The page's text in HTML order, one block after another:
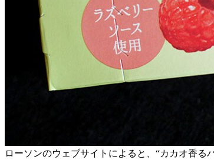
ローソンのウェブサイトによると、“カカオ香